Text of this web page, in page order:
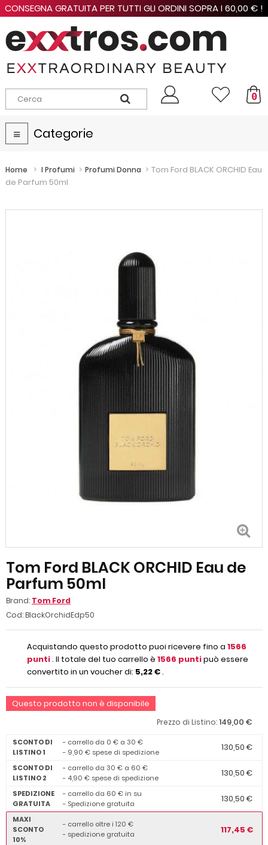
CONSEGNA GRATUITA PER TUTTI GLI ORDINI SOPRA I 60,00 € !
0
Navigazione
Toggle
Categorie
Home > I Profumi > Profumi Donna > Tom Ford BLACK ORCHID Eau
de Parfum 50ml
Tom Ford BLACK ORCHID Eau de
Parfum 50ml
Brand: Tom Ford
Cod:BlackOrchidEdp50
Acquistando questo prodotto puoi ricevere fino a 1566
punti. Il totale del tuo carrello è 1566 puntipuò essere
convertito in un voucher di: 5,22 €.
Questo prodotto non è disponibile
Prezzo di Listino:149,00 €
SCONTO DI
LISTINO 1
- carrello da 0 € a 30 €
- 9,90 € spese di spedizione
130,50 €
SCONTO DI
LISTINO 2
- carrello da 30 € a 60 €
- 4,90 € spese di spedizione
130,50 €
SPEDIZIONE
GRATUITA
- carrello da 60 € in su
- Spedizione gratuita
130,50 €
MAXI
SCONTO
10%
- carrello oltre i 120 €
- spedizione gratuita
117,45 €